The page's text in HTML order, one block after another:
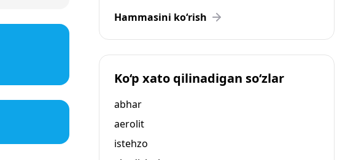
Hammasini ko‘rish
Ko‘p xato qilinadigan so‘zlar
abhar
aerolit
istehzo